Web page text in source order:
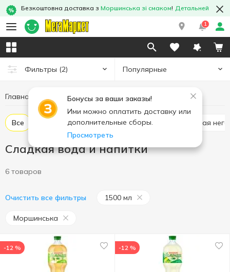
Безкоштовна доставка з Моршинська зі смаком! Детальней
1
Фильтры (2) Популярные
Бонусы за ваши заказы!
Ими можно оплатить доставку или
дополнительные сборы.
Просмотреть
Главная Напитки Сладкая вода и напитки
Все Вода сладкая газированная Вода сладкая
Сладкая вода и напитки
6 товаров
Очистить все фильтры 1500 мл
Моршинська
-12 % -12 %